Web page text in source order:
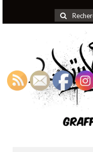
Rechercher
: